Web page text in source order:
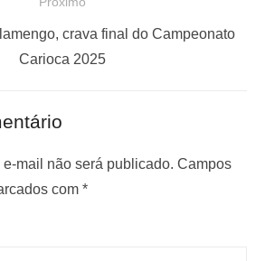
crava final do Campeonato
Carioca 2025
mail não será publicado. Campos
com *